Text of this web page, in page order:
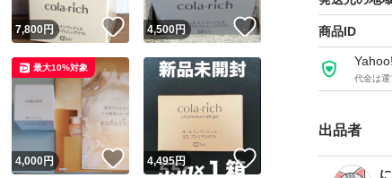
cola-rich
EX
オールイ
商品ID
代金は
出品者
いいね！
7,800円 いいね！
4,500円 いいね！
いいね！
4,000円 いいね！
最大10%対象
4,495円